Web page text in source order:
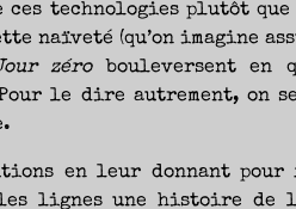
ces technologies plutôt
naïveté (qu’on imagine
zéro bouleversent en
le dire autrement, on
en leur donnant pour
lignes une histoire de